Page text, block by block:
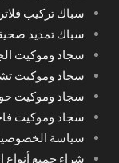
سباك تركيب
سباك تمديد
سجاد وموكيت
سجاد وموكيت
سجاد وموكيت حولي
سجاد وموكيت
سياسة
شراء جميع